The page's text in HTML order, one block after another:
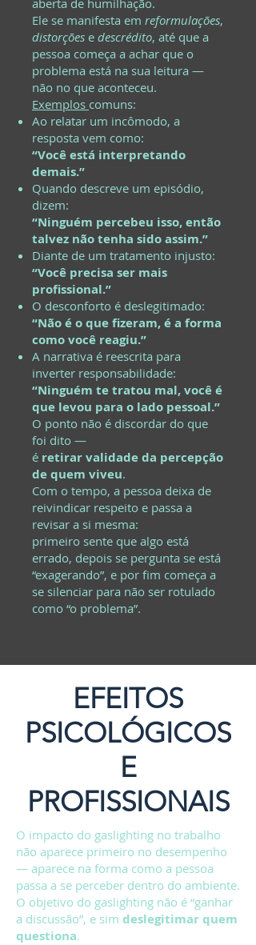
aberta de humilhação.
Ele se manifesta em reformulações,
distorções e descrédito, até que a
pessoa começa a achar que o
problema está na sua leitura —
não no que aconteceu.
Exemplos comuns:
Ao relatar um incômodo, a
resposta vem como:
“Você está interpretando
demais.”
Quando descreve um episódio,
dizem:
“Ninguém percebeu isso, então
talvez não tenha sido assim.”
Diante de um tratamento injusto:
“Você precisa ser mais
profissional.”
O desconforto é deslegitimado:
“Não é o que fizeram, é a forma
como você reagiu.”
A narrativa é reescrita para
inverter responsabilidade:
“Ninguém te tratou mal, você é
que levou para o lado pessoal.”
O ponto não é discordar do que
foi dito —
é retirar validade da percepção
de quem viveu.
Com o tempo, a pessoa deixa de
reivindicar respeito e passa a
revisar a si mesma:
primeiro sente que algo está
errado, depois se pergunta se está
“exagerando”, e por fim começa a
se silenciar para não ser rotulado
como “o problema”.
EFEITOS
PSICOLÓGICOS
E
PROFISSIONAIS
O impacto do gaslighting no trabalho
não aparece primeiro no desempenho
— aparece na forma como a pessoa
passa a se perceber dentro do ambiente.
O objetivo do gaslighting não é “ganhar
a discussão”, e sim deslegitimar quem
questiona.